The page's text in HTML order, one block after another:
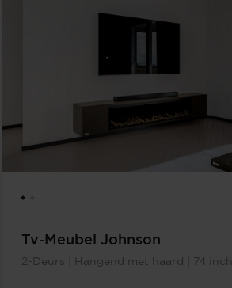
Tv-Meubel Johnson
2-Deurs | Hangend met haard | 74 inch